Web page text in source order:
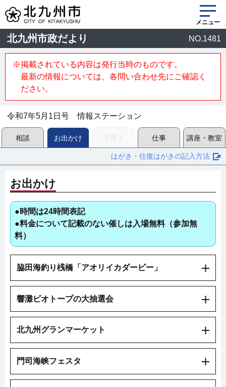
メニュー
北九州市政だより NO.1481
※掲載されている内容は発行当時のものです。
最新の情報については、各問い合わせ先にご確認く
ださい。
令和7年5月1日号 情報ステーション
相談 お出かけ 子育て 仕事 講座・教室
はがき・往復はがきの記入方法
お出かけ
●時間は24時間表記
●料金について記載のない催しは入場無料（参加無
料）
脇田海釣り桟橋「アオリイカダービー」
響灘ビオトープの大抽選会
北九州グランマーケット
門司海峡フェスタ